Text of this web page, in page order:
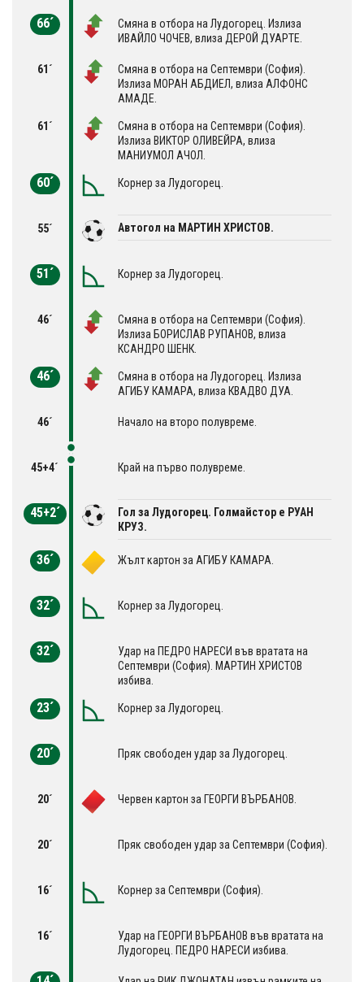
66´
Смяна в отбора на Лудогорец. Излиза
ИВАЙЛО ЧОЧЕВ, влиза ДЕРОЙ ДУАРТЕ.
61´
Смяна в отбора на Септември (София).
Излиза МОРАН АБДИЕЛ, влиза АЛФОНС
АМАДЕ.
61´
Смяна в отбора на Септември (София).
Излиза ВИКТОР ОЛИВЕЙРА, влиза
МАНИУМОЛ АЧОЛ.
60´ Корнер за Лудогорец.
55´ Автогол на МАРТИН ХРИСТОВ.
51´ Корнер за Лудогорец.
46´
Смяна в отбора на Септември (София).
Излиза БОРИСЛАВ РУПАНОВ, влиза
КСАНДРО ШЕНК.
46´
Смяна в отбора на Лудогорец. Излиза
АГИБУ КАМАРА, влиза КВАДВО ДУА.
46´ Начало на второ полувреме.
45+4´ Край на първо полувреме.
45+2´
Гол за Лудогорец. Голмайстор е РУАН
КРУЗ.
36´ Жълт картон за АГИБУ КАМАРА.
32´ Корнер за Лудогорец.
32´
Удар на ПЕДРО НАРЕСИ във вратата на
Септември (София). МАРТИН ХРИСТОВ
избива.
23´ Корнер за Лудогорец.
20´ Пряк свободен удар за Лудогорец.
20´ Червен картон за ГЕОРГИ ВЪРБАНОВ.
20´ Пряк свободен удар за Септември (София).
16´ Корнер за Септември (София).
16´
Удар на ГЕОРГИ ВЪРБАНОВ във вратата на
Лудогорец. ПЕДРО НАРЕСИ избива.